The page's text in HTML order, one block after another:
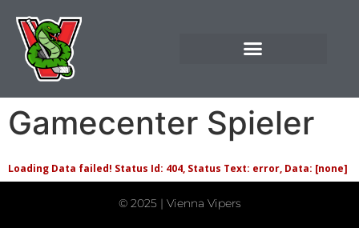
Gamecenter Spieler
Loading Data failed! Status Id: 404, Status Text: error, Data: [none]
© 2025 | Vienna Vipers